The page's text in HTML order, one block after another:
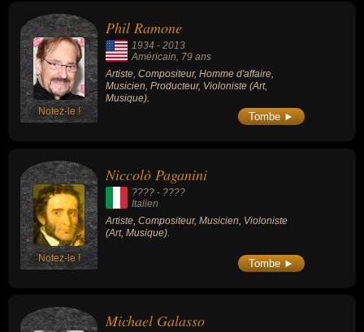
Notez-le !
Phil Ramone
1934 - 2013
Américain, 79 ans
Artiste, Compositeur, Homme d'affaire,
Musicien, Producteur, Violoniste (Art,
Musique).
Tombe ►
Notez-le !
Niccolò Paganini
???? - ????
Italien
Artiste, Compositeur, Musicien, Violoniste
(Art, Musique).
Tombe ►
Michael Galasso